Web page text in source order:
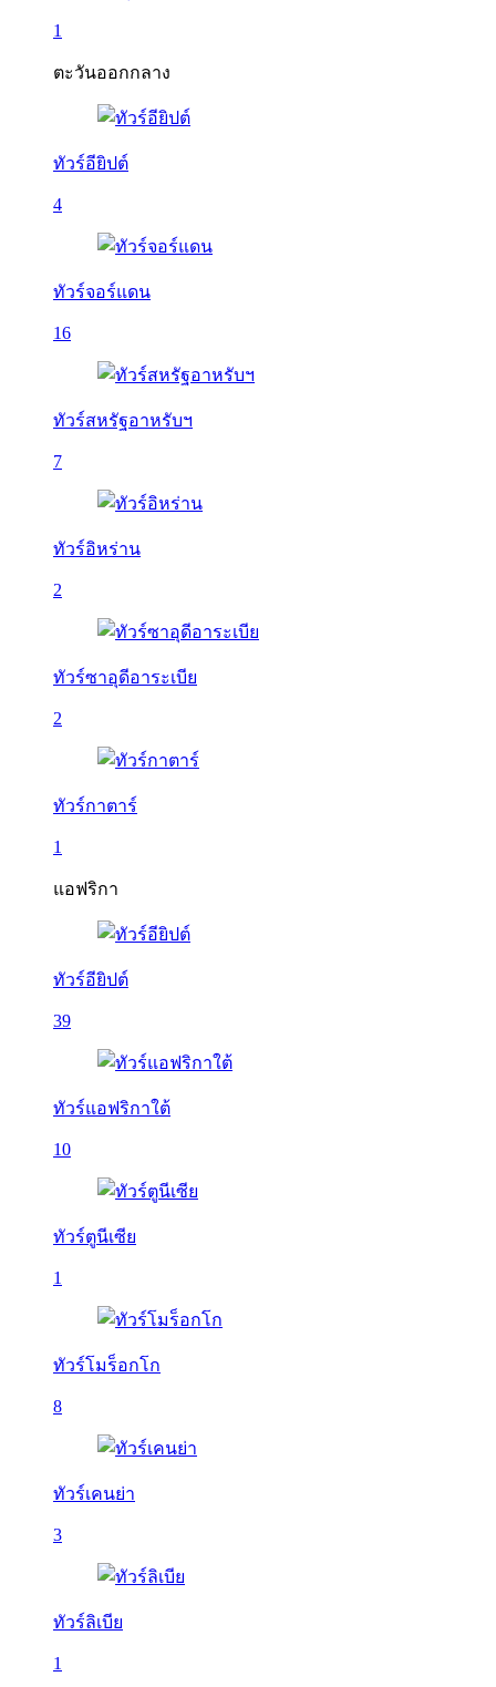
1
ตะวันออกกลาง
ทัวร์อียิปต์
4
ทัวร์จอร์แดน
16
ทัวร์สหรัฐอาหรับฯ
7
ทัวร์อิหร่าน
2
ทัวร์ซาอุดีอาระเบีย
2
ทัวร์กาตาร์
1
แอฟริกา
ทัวร์อียิปต์
39
ทัวร์แอฟริกาใต้
10
ทัวร์ตูนีเซีย
1
ทัวร์โมร็อกโก
8
ทัวร์เคนย่า
3
ทัวร์ลิเบีย
1